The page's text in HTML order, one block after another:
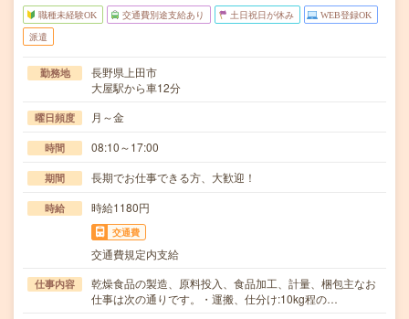
職種未経験OK 交通費別途支給あり 土日祝日が休み WEB登録OK
派遣
勤務地
長野県上田市
大屋駅から車12分
曜日頻度 月～金
時間 08:10～17:00
期間 長期でお仕事できる方、大歓迎！
時給 時給1180円
交通費
交通費規定内支給
仕事内容
乾燥食品の製造、原料投入、食品加工、計量、梱包主なお
仕事は次の通りです。・運搬、仕分け:10kg程の…